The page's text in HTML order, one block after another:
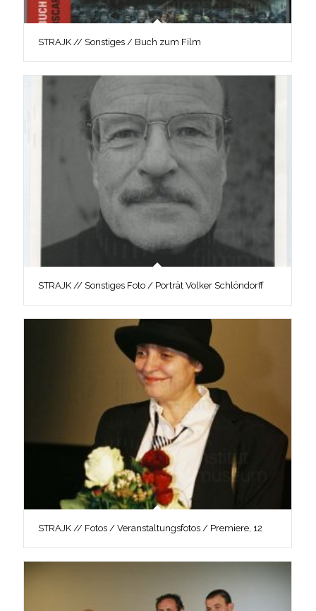
STRAJK // Sonstiges / Buch zum Film
STRAJK // Sonstiges Foto / Porträt Volker Schlöndorff
STRAJK // Fotos / Veranstaltungsfotos / Premiere, 12